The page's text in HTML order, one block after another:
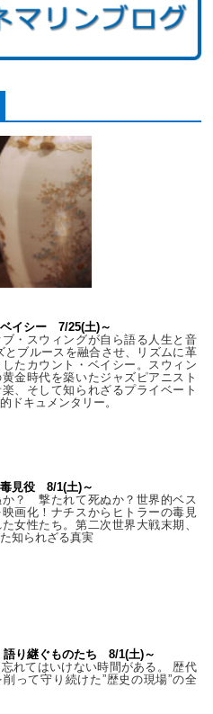
イシー 7/25(土)～
・スウィングが自ら語る人生と音
とブルースを融合させ、リズムに革
たカウント・ベイシー。スウィン
金時代を築いたジャズピアニスト
、そして知られざるプライベート
ドキュメンタリー。
毒見役 8/1(土)～
か？ 撃たれて死ぬか？世界的ベス
映画化！ナチスからヒトラーの毒見
女性たち。第二次世界大戦末期、
知られざる真実
語り継ぐものたち 8/1(土)～
れてはいけない時間がある。 歴代
って守り続けた”歴史の現場”の全